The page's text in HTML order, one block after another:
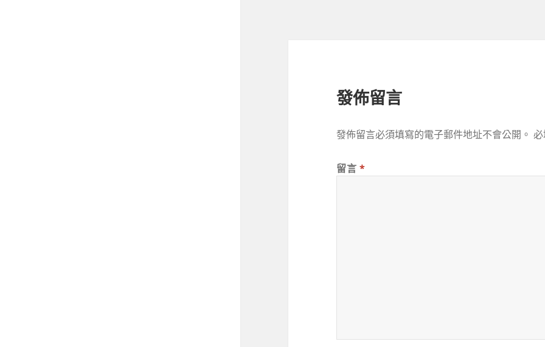
發佈留言
發佈留言必須填寫的電子郵件地址不會公開。
留言*